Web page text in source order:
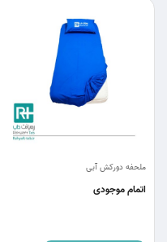
ملحفه دورکش آبی
اتمام موجودی